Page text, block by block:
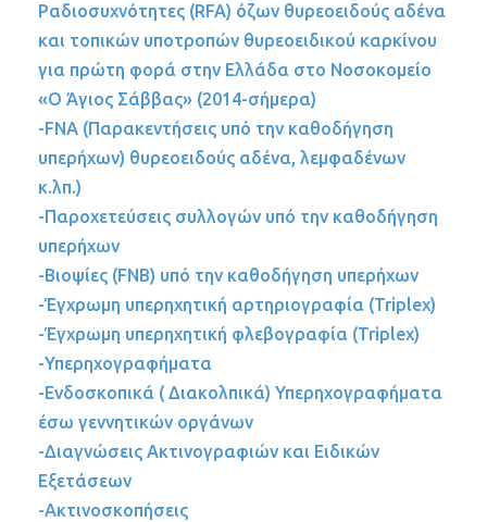
Ραδιοσυχνότητες (RFA) όζων θυρεοειδούς αδένα
και τοπικών υποτροπών θυρεοειδικού καρκίνου
για πρώτη φορά στην Ελλάδα στο Νοσοκομείο
«Ο Άγιος Σάββας» (2014-σήμερα)
-FNA (Παρακεντήσεις υπό την καθοδήγηση
υπερήχων) θυρεοειδούς αδένα, λεμφαδένων
κ.λπ.)
-Παροχετεύσεις συλλογών υπό την καθοδήγηση
υπερήχων
-Βιοψίες (FNB) υπό την καθοδήγηση υπερήχων
-Έγχρωμη υπερηχητική αρτηριογραφία (Triplex)
-Έγχρωμη υπερηχητική φλεβογραφία (Triplex)
-Υπερηχογραφήματα
-Ενδοσκοπικά ( Διακολπικά) Υπερηχογραφήματα
έσω γεννητικών οργάνων
-Διαγνώσεις Ακτινογραφιών και Ειδικών
Εξετάσεων
-Ακτινοσκοπήσεις